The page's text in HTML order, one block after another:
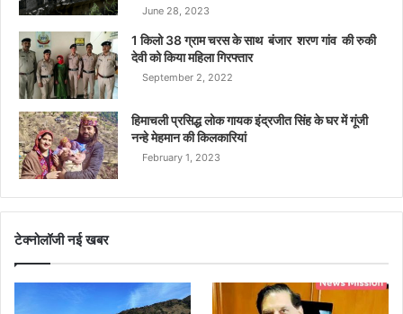
June 28, 2023
1 किलो 38 ग्राम चरस के साथ बंजार शरण गांव की रुकी
देवी को किया महिला गिरफ्तार
September 2, 2022
हिमाचली प्रसिद्ध लोक गायक इंद्रजीत सिंह के घर में गूंजी
नन्हे मेहमान की किलकारियां
February 1, 2023
टेक्नोलॉजी नई खबर